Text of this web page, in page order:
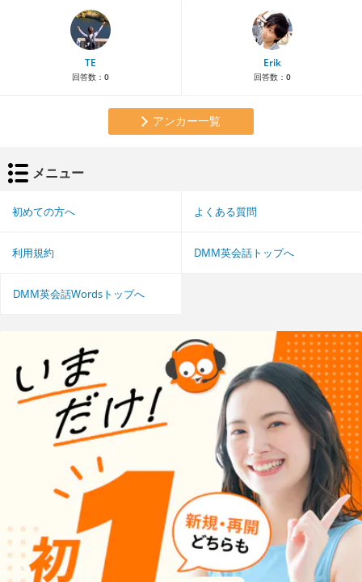
TE
回答数： 0
Erik
回答数： 0
アンカー一覧
メニュー
初めての方へ よくある質問
利用規約 DMM英会話トップへ
DMM英会話Wordsトップへ